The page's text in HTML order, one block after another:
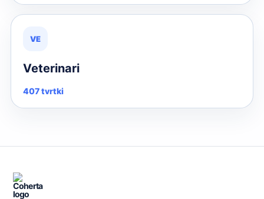
VE
Veterinari
407 tvrtki